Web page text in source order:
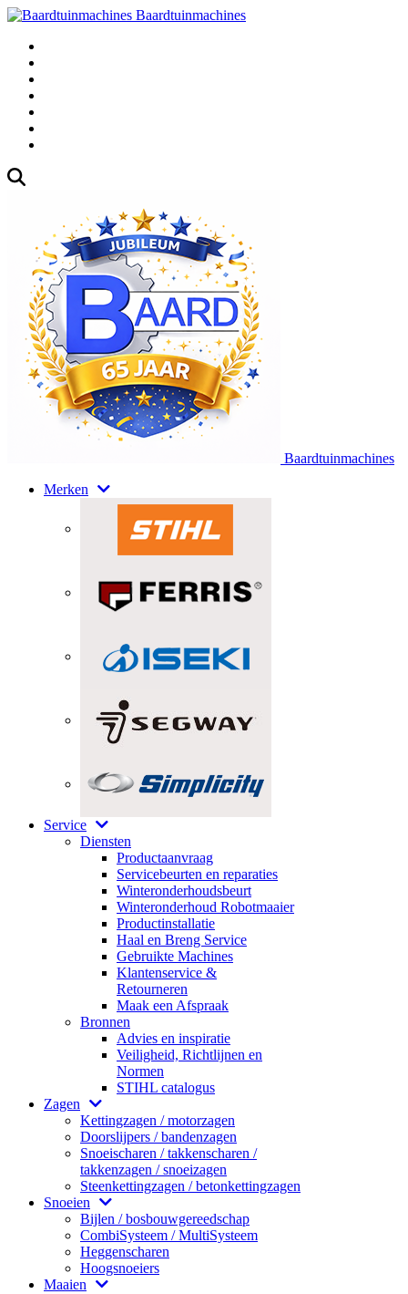
Baardtuinmachines
Baardtuinmachines
Merken
Service
Diensten
Productaanvraag
Servicebeurten en reparaties
Winteronderhoudsbeurt
Winteronderhoud Robotmaaier
Productinstallatie
Haal en Breng Service
Gebruikte Machines
Klantenservice &
Retourneren
Maak een Afspraak
Bronnen
Advies en inspiratie
Veiligheid, Richtlijnen en
Normen
STIHL catalogus
Zagen
Kettingzagen / motorzagen
Doorslijpers / bandenzagen
Snoeischaren / takkenscharen /
takkenzagen / snoeizagen
Steenkettingzagen / betonkettingzagen
Snoeien
Bijlen / bosbouwgereedschap
CombiSysteem / MultiSysteem
Heggenscharen
Hoogsnoeiers
Maaien